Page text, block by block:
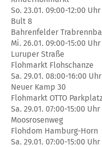
So. 23.01. 09:00-12:00 Uhr
Bult 8
Bahrenfelder
Mi. 26.01. 09:00-15:00 Uhr
Luruper Straße
Flohmarkt Flohschanze
Sa. 29.01. 08:00-16:00 Uhr
Neuer Kamp 30
Flohmarkt OTTO
Sa. 29.01. 07:00-15:00 Uhr
Moosrosenweg
Flohdom Hamburg-Horn
Sa. 29.01. 07:00-15:00 Uhr